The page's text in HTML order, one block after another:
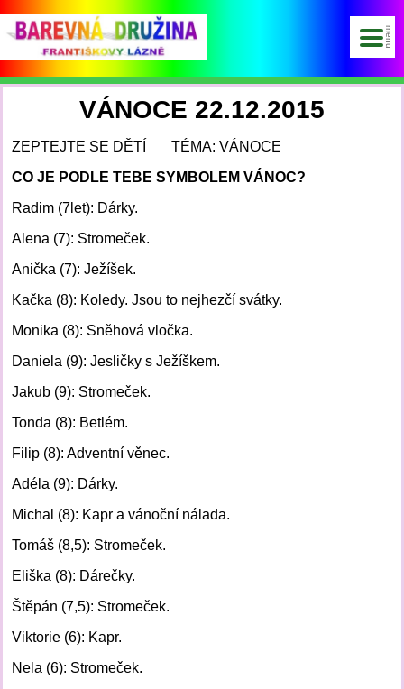
VÁNOCE 22.12.2015
ZEPTEJTE SE DĚTÍ TÉMA: VÁNOCE
CO JE PODLE TEBE SYMBOLEM VÁNOC?
Radim (7let): Dárky.
Alena (7): Stromeček.
Anička (7): Ježíšek.
Kačka (8): Koledy. Jsou to nejhezčí svátky.
Monika (8): Sněhová vločka.
Daniela (9): Jesličky s Ježíškem.
Jakub (9): Stromeček.
Tonda (8): Betlém.
Filip (8): Adventní věnec.
Adéla (9): Dárky.
Michal (8): Kapr a vánoční nálada.
Tomáš (8,5): Stromeček.
Eliška (8): Dárečky.
Štěpán (7,5): Stromeček.
Viktorie (6): Kapr.
Nela (6): Stromeček.